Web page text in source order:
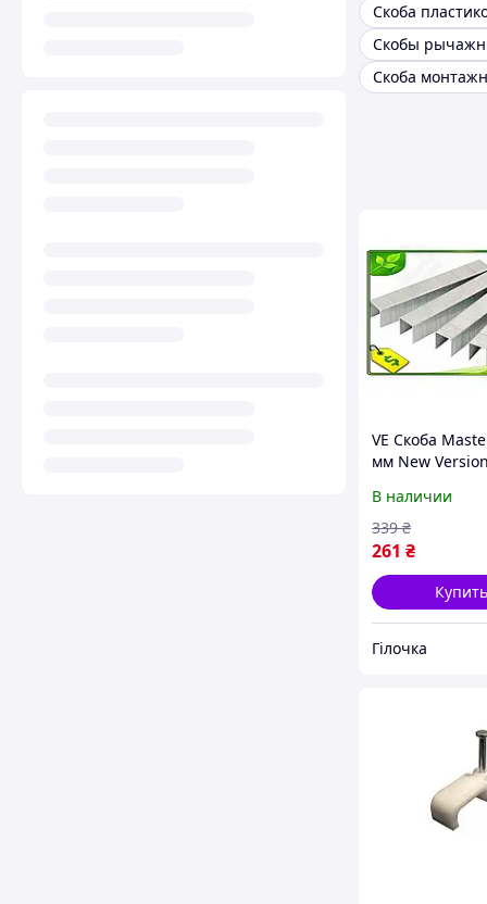
Скоба
Скобы
Скоба
VE Скоба
мм New
стальная
1000 штук
В наличии
261 ₴
339 ₴
Купить
Гілочка